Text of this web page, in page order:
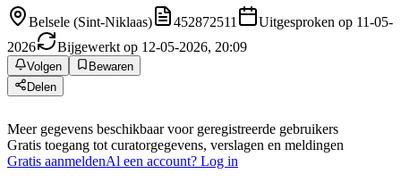
Belsele (Sint-Niklaas) 452872511
Uitgesproken op 11-05-
2026
Bijgewerkt op 12-05-2026, 20:09
Volgen
Bewaren
Delen
Meer gegevens beschikbaar voor geregistreerde gebruikers
Gratis toegang tot curatorgegevens, verslagen en meldingen
Gratis aanmeldenAl een account? Log in